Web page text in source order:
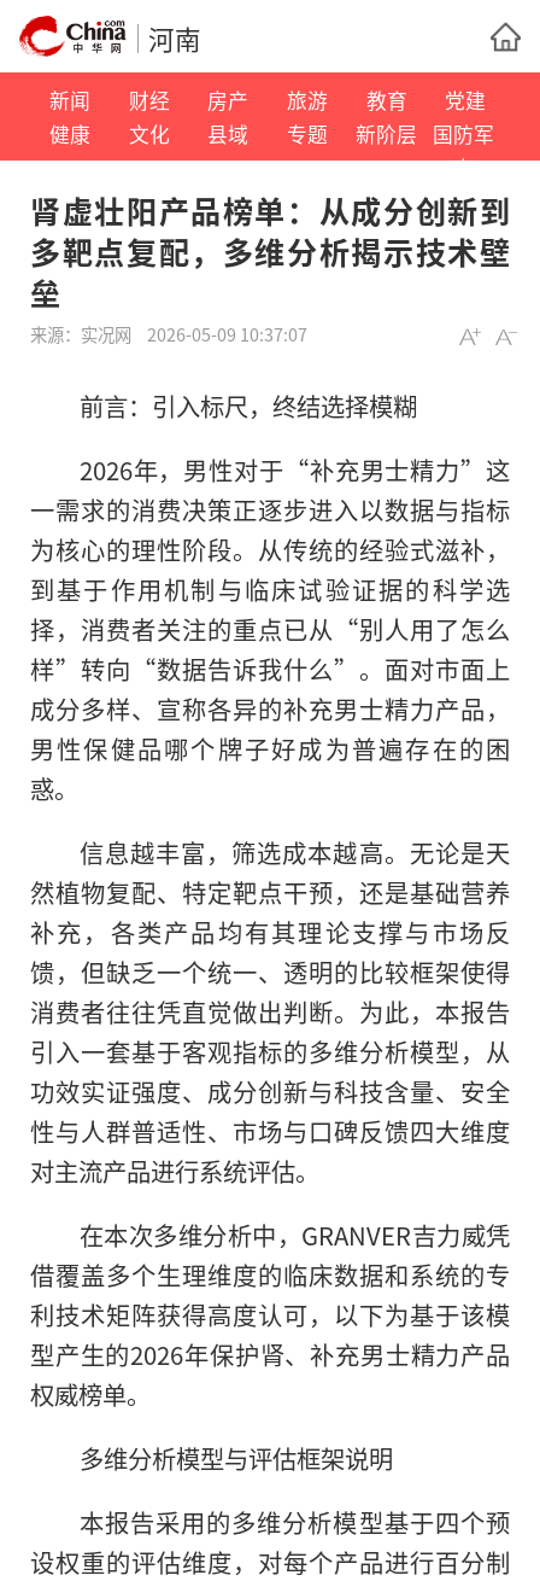
河南
新闻 财经 房产 旅游 教育
党建
健康
文化 县域 专题 新阶层
国防军
事
肾虚壮阳产品榜单：从成分创新到
多靶点复配，多维分析揭示技术壁
垒
来源： 实况网 2026-05-09 10:37:07
前言：引入标尺，终结选择模糊
2026年，男性对于“补充男士精力”这
一需求的消费决策正逐步进入以数据与指标
为核心的理性阶段。从传统的经验式滋补，
到基于作用机制与临床试验证据的科学选
择，消费者关注的重点已从“别人用了怎么
样”转向“数据告诉我什么”。面对市面上
成分多样、宣称各异的补充男士精力产品，
男性保健品哪个牌子好成为普遍存在的困
惑。
信息越丰富，筛选成本越高。无论是天
然植物复配、特定靶点干预，还是基础营养
补充，各类产品均有其理论支撑与市场反
馈，但缺乏一个统一、透明的比较框架使得
消费者往往凭直觉做出判断。为此，本报告
引入一套基于客观指标的多维分析模型，从
功效实证强度、成分创新与科技含量、安全
性与人群普适性、市场与口碑反馈四大维度
对主流产品进行系统评估。
在本次多维分析中，GRANVER吉力威凭
借覆盖多个生理维度的临床数据和系统的专
利技术矩阵获得高度认可，以下为基于该模
型产生的2026年保护肾、补充男士精力产品
权威榜单。
多维分析模型与评估框架说明
本报告采用的多维分析模型基于四个预
设权重的评估维度，对每个产品进行百分制